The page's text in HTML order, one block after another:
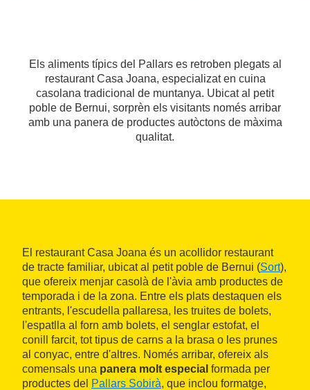
Els aliments típics del Pallars es retroben plegats al
restaurant Casa Joana, especializat en cuina
casolana tradicional de muntanya. Ubicat al petit
poble de Bernui, sorprèn els visitants només arribar
amb una panera de productes autòctons de màxima
qualitat.
El restaurant Casa Joana és un acollidor restaurant
de tracte familiar, ubicat al petit poble de Bernui (Sort),
que ofereix menjar casolà de l'àvia amb productes de
temporada i de la zona. Entre els plats destaquen els
entrants, l'escudella pallaresa, les truites de bolets,
l'espatlla al forn amb bolets, el senglar estofat, el
conill farcit, tot tipus de carns a la brasa o les prunes
al conyac, entre d'altres. Només arribar, ofereix als
comensals una panera molt especial formada per
productes del Pallars Sobirà, que inclou formatge,